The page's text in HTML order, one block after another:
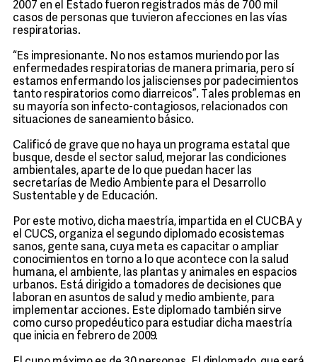
2007 en el Estado fueron registrados más de 700 mil
casos de personas que tuvieron afecciones en las vías
respiratorias.
“Es impresionante. No nos estamos muriendo por las
enfermedades respiratorias de manera primaria, pero sí
estamos enfermando los jaliscienses por padecimientos
tanto respiratorios como diarreicos”. Tales problemas en
su mayoría son infecto-contagiosos, relacionados con
situaciones de saneamiento básico.
Calificó de grave que no haya un programa estatal que
busque, desde el sector salud, mejorar las condiciones
ambientales, aparte de lo que puedan hacer las
secretarías de Medio Ambiente para el Desarrollo
Sustentable y de Educación.
Por este motivo, dicha maestría, impartida en el CUCBA y
el CUCS, organiza el segundo diplomado ecosistemas
sanos, gente sana, cuya meta es capacitar o ampliar
conocimientos en torno a lo que acontece con la salud
humana, el ambiente, las plantas y animales en espacios
urbanos. Está dirigido a tomadores de decisiones que
laboran en asuntos de salud y medio ambiente, para
implementar acciones. Este diplomado también sirve
como curso propedéutico para estudiar dicha maestría
que inicia en febrero de 2009.